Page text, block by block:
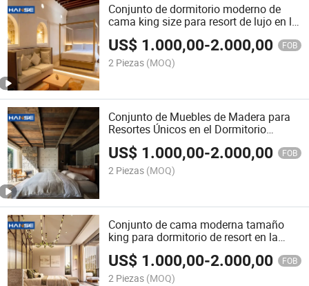
Conjunto de dormitorio moderno de
cama king size para resort de lujo en la
playa
US$ 1.000,00-2.000,00 FOB
2 Piezas (MOQ)
Conjunto de Muebles de Madera para
Resortes Únicos en el Dormitorio
Muebles Modernos Camas King
US$ 1.000,00-2.000,00 FOB
2 Piezas (MOQ)
Conjunto de cama moderna tamaño
king para dormitorio de resort en la
playa mediterránea
US$ 1.000,00-2.000,00 FOB
2 Piezas (MOQ)